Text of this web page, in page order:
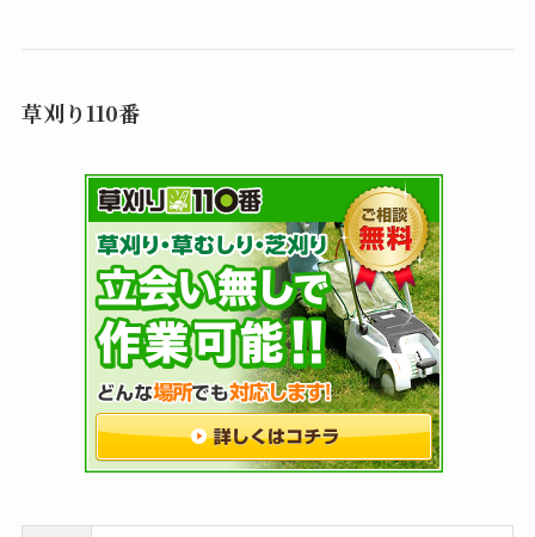
草刈り110番